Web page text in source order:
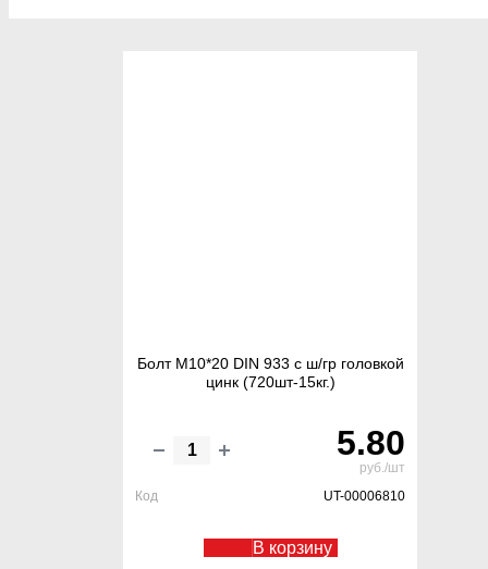
Болт М10*20 DIN 933 с ш/гр головкой
цинк (720шт-15кг.)
5.80
руб./шт
Код
UT-00006810
В корзину